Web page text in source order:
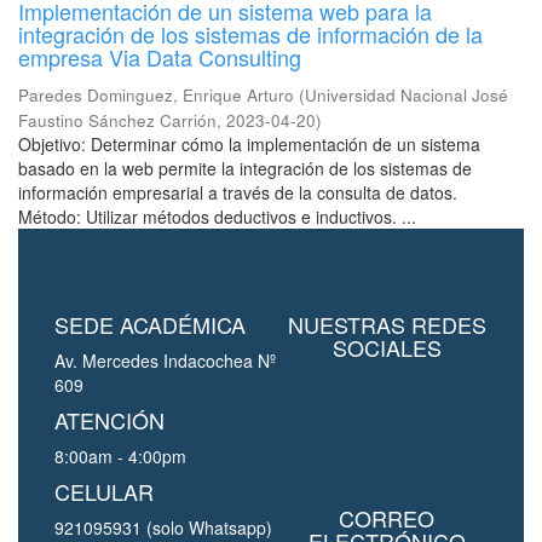
Implementación de un sistema web para la
integración de los sistemas de información de la
empresa Via Data Consulting
Paredes Dominguez, Enrique Arturo (Universidad Nacional José
Faustino Sánchez Carrión, 2023-04-20)
Objetivo: Determinar cómo la implementación de un sistema
basado en la web permite la integración de los sistemas de
información empresarial a través de la consulta de datos.
Método: Utilizar métodos deductivos e inductivos. ...
SEDE ACADÉMICA
Av. Mercedes Indacochea Nº
609
ATENCIÓN
8:00am - 4:00pm
CELULAR
921095931 (solo Whatsapp)
NUESTRAS REDES
SOCIALES
CORREO